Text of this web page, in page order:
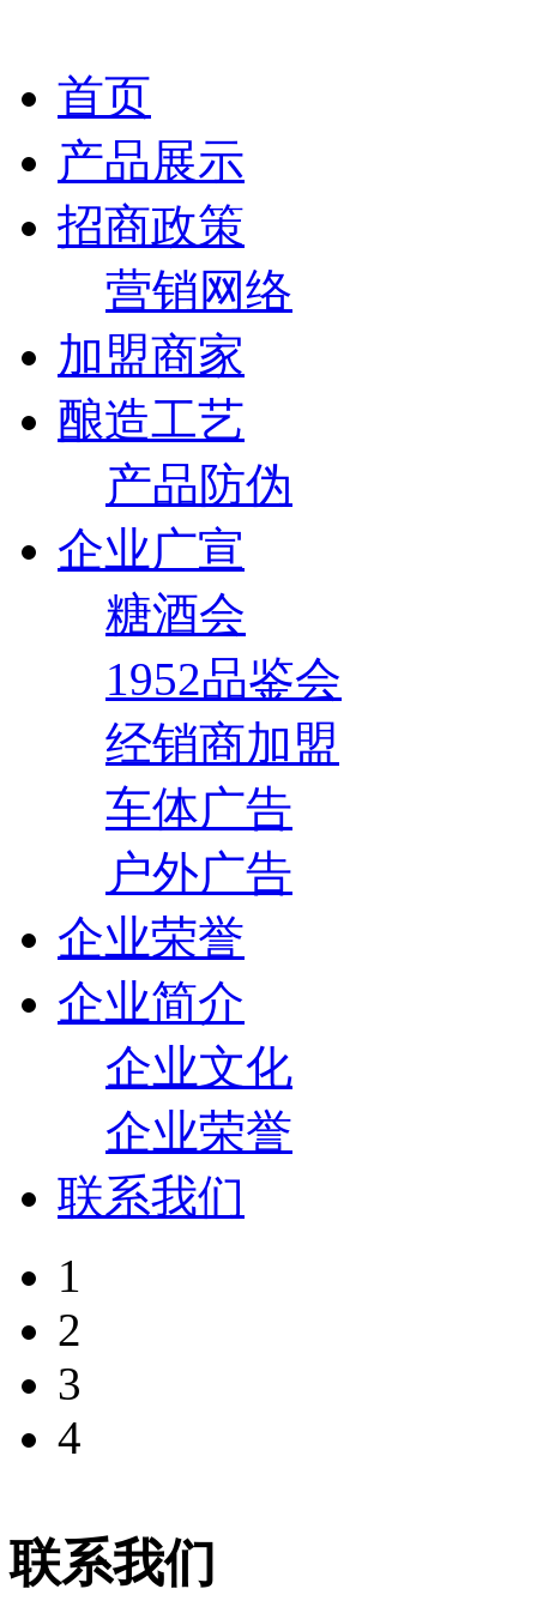
首页
产品展示
招商政策
营销网络
加盟商家
酿造工艺
产品防伪
企业广宣
糖酒会
1952品鉴会
经销商加盟
车体广告
户外广告
企业荣誉
企业简介
企业文化
企业荣誉
联系我们
1
2
3
4
联系我们